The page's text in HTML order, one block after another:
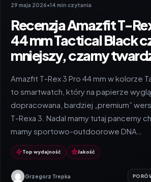
29 maja 2026•14 min czytania
Recenzja Amazfit T-
44 mm Tactical Black
mniejszy, czarny
Amazfit T-Rex 3 Pro 44 mm w kolorze
to smartwatch, który na papierze
dopracowana, bardziej „premium”
T-Rexa 3. Nadal mamy tutaj pancerny
mamy sportowo-outdoorowe DNA…
Top wydajność Jakość
Grzegorz Trepka